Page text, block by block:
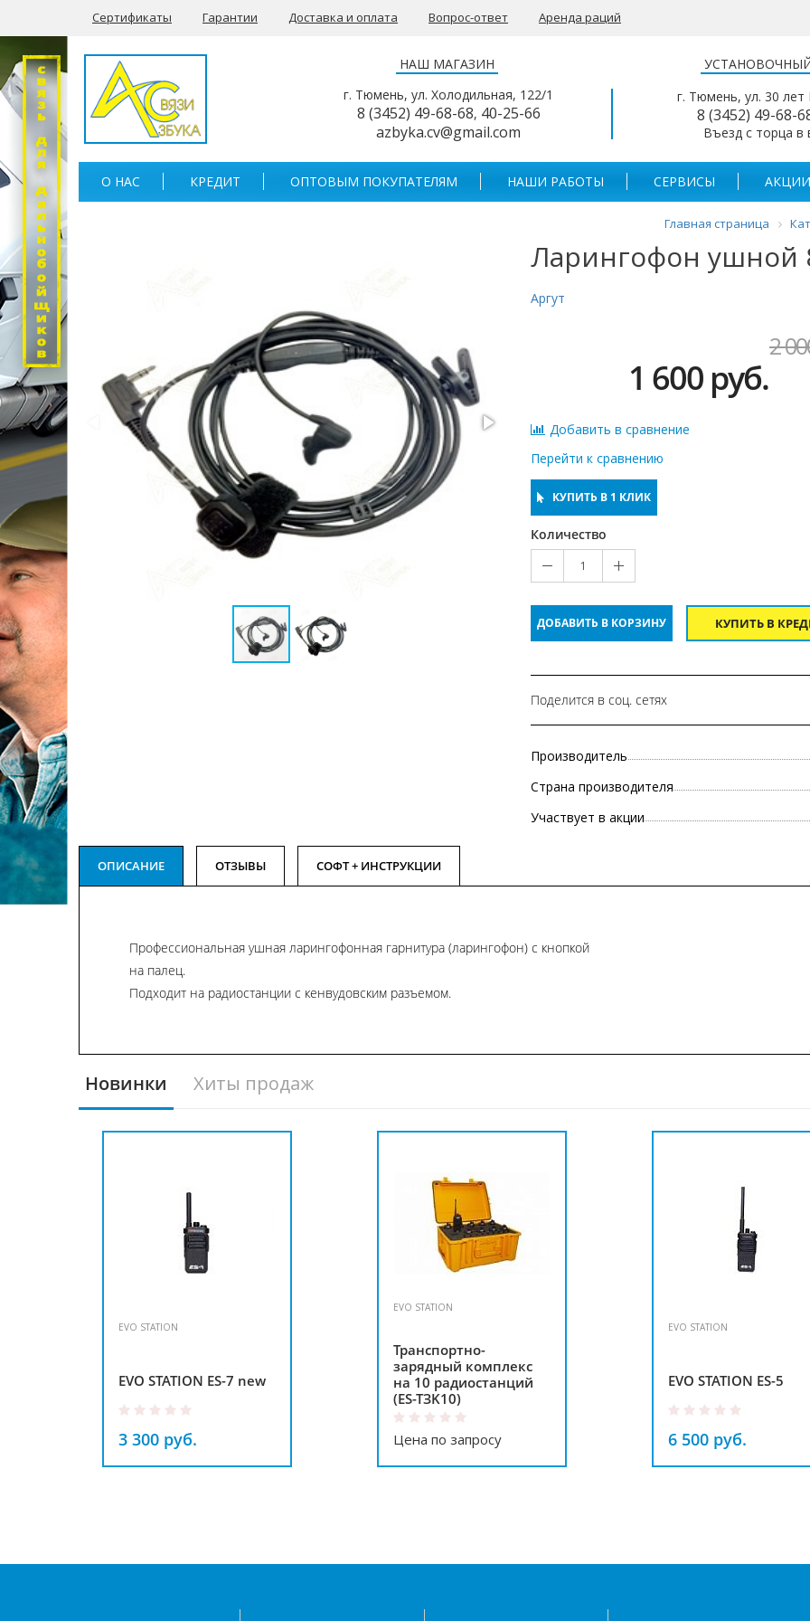
Сертификаты Гарантии Доставка и оплата Вопрос-ответ Аренда раций
НАШ МАГАЗИН
г. Тюмень, ул. Холодильная, 122/1
8 (3452) 49-68-68, 40-25-66
azbyka.cv@gmail.com
г. Тюмень, ул. 30
8 (3452) 49-68-
Въезд с торца в
О НАС КРЕДИТ ОПТОВЫМ ПОКУПАТЕЛЯМ НАШИ РАБОТЫ СЕРВИСЫ
Главная страница
Ларингофон ушной
Аргут
2
1 600 руб.
Добавить в сравнение
Перейти к сравнению
КУПИТЬ В 1 КЛИК
Количество
1
ДОБАВИТЬ В КОРЗИНУ КУПИТЬ В
Поделится в соц. сетях
Производитель
Страна производителя
Участвует в акции
ОПИСАНИЕ ОТЗЫВЫ СОФТ + ИНСТРУКЦИИ
Профессиональная ушная ларингофонная гарнитура (ларингофон) с кнопкой
на палец.
Подходит на радиостанции с кенвудовским разъемом.
Новинки Хиты продаж
EVO STATION
EVO STATION ES-7 new
3 300 руб.
EVO STATION
Транспортно-
зарядный комплекс
на 10 радиостанций
(ES-TЗK10)
Цена по запросу
EVO STATION
EVO STATION ES-5
6 500 руб.